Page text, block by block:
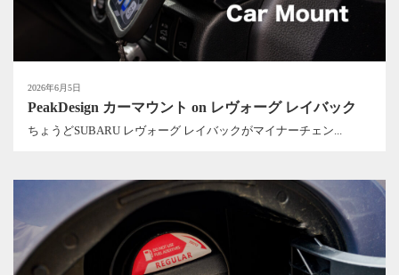
2026年6月5日
PeakDesign カーマウント on レヴォーグ レイバック
ちょうどSUBARU レヴォーグ レイバックがマイナーチェン...